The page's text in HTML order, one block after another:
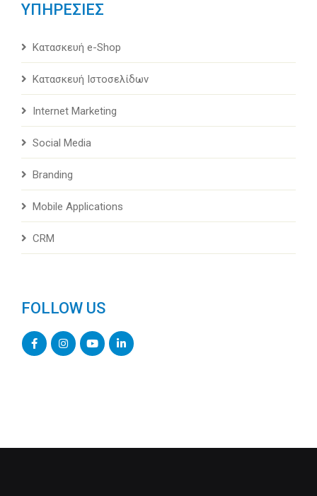
ΥΠΗΡΕΣΙΕΣ
Κατασκευή e-Shop
Κατασκευή Ιστοσελίδων
Internet Marketing
Social Media
Branding
Mobile Applications
CRM
FOLLOW US